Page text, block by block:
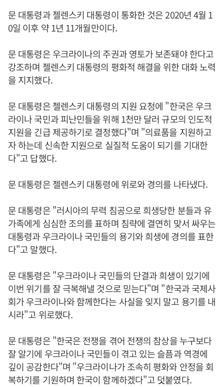
문 대통령과 젤렌스키 대통령이 통화한 것은 2020년 4월 1
0일 이후 약 1년 11개월만이다.
문 대통령은 우크라이나의 주권과 영토가 보존돼야 한다고
강조하며 젤렌스키 대통령의 평화적 해결을 위한 대화 노력
을 지지했다.
문 대통령은 젤렌스키 대통령의 지원 요청에 "한국은 우크
라이나 국민과 피난민들을 위해 1천만 달러 규모의 인도적
지원을 긴급 제공하기로 결정했다"며 "의료품을 지원하고
자 하는데 신속한 지원으로 실질적 도움이 되기를 기대한
다"고 답했다.
문 대통령은 젤렌스키 대통령에 위로와 경의를 나타냈다.
문 대통령은 "러시아의 무력 침공으로 희생당한 분들과 유
가족에게 심심한 조의를 표하며 침략에 결연히 맞서 싸우는
대통령과 우크라이나 국민들의 용기와 희생에 경의를 표한
다"고 말했다.
문 대통령은 "우크라이나 국민들의 단결과 희생이 있기에
이번 위기를 잘 극복해낼 것으로 믿는다"며 "한국과 국제사
회가 우크라이나와 함께한다는 사실을 잊지 말고 용기를 내
시라"고 위로했다.
문 대통령은 "한국은 전쟁을 겪어 전쟁의 참상을 누구보다
잘 알기에 우크라이나 국민들이 겪고 있는 슬픔과 역경에
깊이 공감한다"며 "우크라이나가 조속히 평화와 안정을 회
복하기를 기원하며 한국이 함께하겠다"고 덧붙였다.